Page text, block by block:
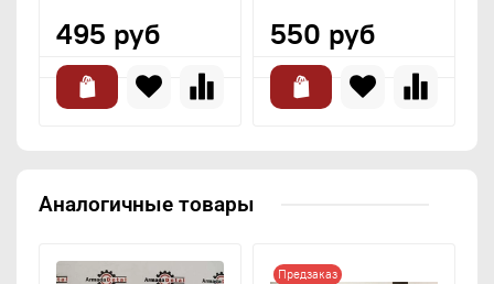
495 руб 550 руб
Аналогичные товары
Предзаказ